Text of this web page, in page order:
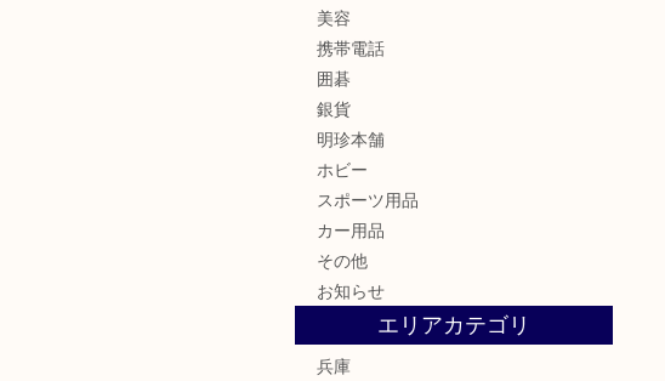
美容
携帯電話
囲碁
銀貨
明珍本舗
ホビー
スポーツ用品
カー用品
その他
お知らせ
エリアカテゴリ
兵庫